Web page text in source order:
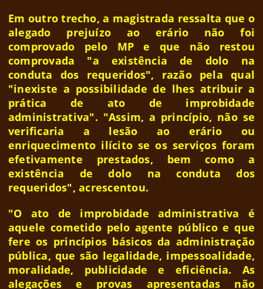
Em outro trecho, a magistrada ressalta que o
alegado prejuízo ao erário não foi
comprovado pelo MP e que não restou
comprovada "a existência de dolo na
conduta dos requeridos", razão pela qual
"inexiste a possibilidade de lhes atribuir a
prática de ato de improbidade
administrativa". "Assim, a princípio, não se
verificaria a lesão ao erário ou
enriquecimento ilícito se os serviços foram
efetivamente prestados, bem como a
existência de dolo na conduta dos
requeridos", acrescentou.
"O ato de improbidade administrativa é
aquele cometido pelo agente público e que
fere os princípios básicos da administração
pública, que são legalidade, impessoalidade,
moralidade, publicidade e eficiência. As
alegações e provas apresentadas não